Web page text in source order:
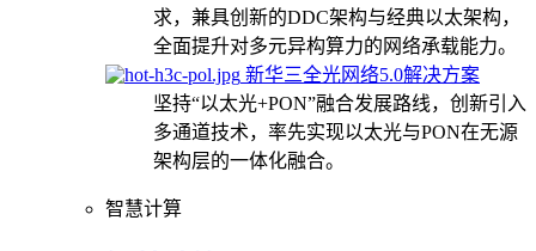
求，兼具创新的DDC架构与经典以太架构，
全面提升对多元异构算力的网络承载能力。
新华三全光网络5.0解决方案
坚持“以太光+PON”融合发展路线，创新引入
多通道技术，率先实现以太光与PON在无源
架构层的一体化融合。
智慧计算